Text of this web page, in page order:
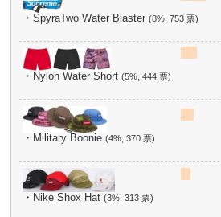
・SpyraTwo Water Blaster(8%, 753 票)
・Nylon Water Short(5%, 444 票)
・Military Boonie(4%, 370 票)
・Nike Shox Hat(3%, 313 票)